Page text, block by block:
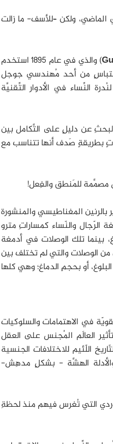
ولكن –للأسف- ما زالت
) والذي في عام 1895 استخدم
من أحد مُهندسي جوجل
النِّساء في الأدوار التِّقنيَّة
عن دليلٍ على التَّكامل بين
بطريقةٍ صَدف أنها تتناسب مع
مصمَّمة للمَنطق والفِعل!
بالرنين المغناطيسي والمنشورة
الرّجال والنّساء كمساراتِ مترو
بينما تلك الوصلات في أدمغة
من الوصلات والتي لم تختلف بين
أو بحجمِ الدماغ؛ وهي كلها
في الاهتمامات والسلوكيات
العالَم المُجنس على العقل
اللّئيم للاختلافات الجنسية
والأدلة الهشَّة - بشكلٍ مدهِش-
التي تُغرس فيهم منذ لحظةِ